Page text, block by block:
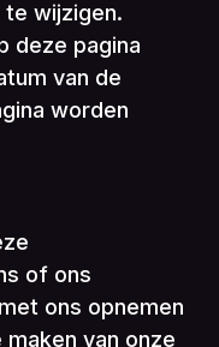
wijzigen.
deze pagina
van de
worden
of ons
ons opnemen
van onze